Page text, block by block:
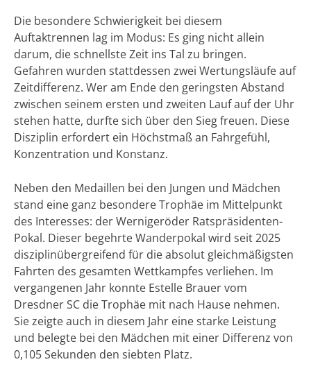
Die besondere Schwierigkeit bei diesem
Auftaktrennen lag im Modus: Es ging nicht allein
darum, die schnellste Zeit ins Tal zu bringen.
Gefahren wurden stattdessen zwei Wertungsläufe auf
Zeitdifferenz. Wer am Ende den geringsten Abstand
zwischen seinem ersten und zweiten Lauf auf der Uhr
stehen hatte, durfte sich über den Sieg freuen. Diese
Disziplin erfordert ein Höchstmaß an Fahrgefühl,
Konzentration und Konstanz.
Neben den Medaillen bei den Jungen und Mädchen
stand eine ganz besondere Trophäe im Mittelpunkt
des Interesses: der Wernigeröder Ratspräsidenten-
Pokal. Dieser begehrte Wanderpokal wird seit 2025
disziplinübergreifend für die absolut gleichmäßigsten
Fahrten des gesamten Wettkampfes verliehen. Im
vergangenen Jahr konnte Estelle Brauer vom
Dresdner SC die Trophäe mit nach Hause nehmen.
Sie zeigte auch in diesem Jahr eine starke Leistung
und belegte bei den Mädchen mit einer Differenz von
0,105 Sekunden den siebten Platz.